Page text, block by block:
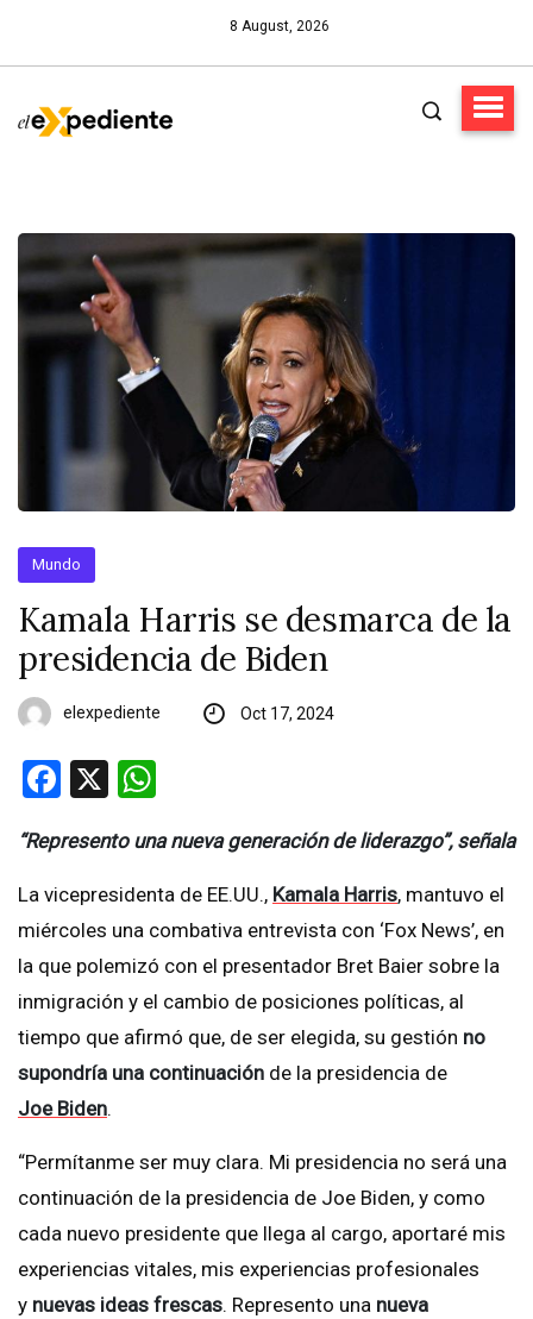
8 August, 2026
Mundo
Kamala Harris se desmarca de la
presidencia de Biden
elexpediente Oct 17, 2024
Facebook
X
“Represento una nueva generación de liderazgo”, señala
La vicepresidenta de EE.UU., Kamala Harris, mantuvo el
miércoles una combativa entrevista con ‘Fox News’, en
la que polemizó con el presentador Bret Baier sobre la
inmigración y el cambio de posiciones políticas, al
tiempo que afirmó que, de ser elegida, su gestión no
supondría una continuación de la presidencia de
Joe Biden.
“Permítanme ser muy clara. Mi presidencia no será una
continuación de la presidencia de Joe Biden, y como
cada nuevo presidente que llega al cargo, aportaré mis
experiencias vitales, mis experiencias profesionales
y nuevas ideas frescas. Represento una nueva